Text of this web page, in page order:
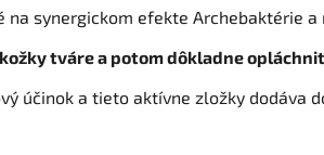
na synergickom efekte Archebaktérie
tváre a potom dôkladne
účinok a tieto aktívne zložky dodáva